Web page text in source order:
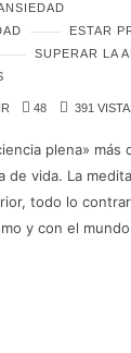
ESTAR
SUPERAR LA
48 391
plena» más
de vida. La
todo lo
y con el